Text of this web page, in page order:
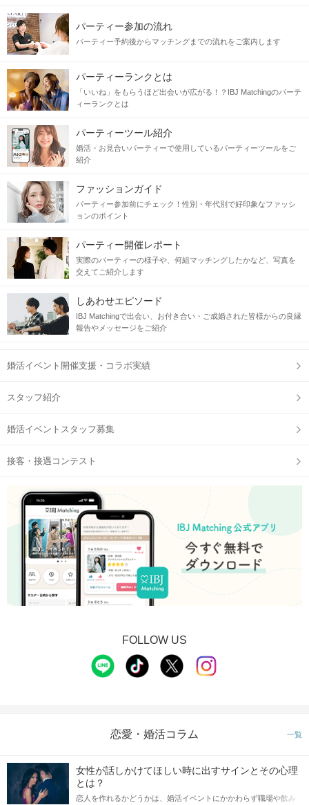
転勤などの予定がなく
環境の変化がないから
＊ 旅行などのイベントは
地元での安定した毎日をベースに
生活基盤は「地元一択！」
ご参加をお待ちいたしております♡
当日の流れ
STEP1 開催15分前より受付開始
QRコードをご提示ください。
①公式アプリのダウンロード
②本人確認書類の事前アップロード
に、ご協力をお願いいたします。
STEP2 1対1の個室で約8分間のトークタイム
あとで何度でも見返せるから忘れる心配もなし♪
パーティー参加の流れ
パーティー予約後からマッチングまでの流れをご案内します
パーティーランクとは
「いいね」をもらうほど出会いが広がる！？IBJ Matchingのパーテ
ィーランクとは
パーティーツール紹介
婚活・お見合いパーティーで使用しているパーティーツールをご
紹介
ファッションガイド
パーティー参加前にチェック！性別・年代別で好印象なファッシ
ョンのポイント
パーティー開催レポート
実際のパーティーの様子や、何組マッチングしたかなど、写真を
交えてご紹介します
しあわせエピソード
IBJ Matchingで出会い、お付き合い・ご成婚された皆様からの良縁
報告やメッセージをご紹介
婚活イベント開催支援・コラボ実績
スタッフ紹介
婚活イベントスタッフ募集
接客・接遇コンテスト
FOLLOW US
恋愛・婚活コラム 一覧
女性が話しかけてほしい時に出すサインとその心理
とは？
恋人を作れるかどうかは、婚活イベントにかかわらず職場や飲み